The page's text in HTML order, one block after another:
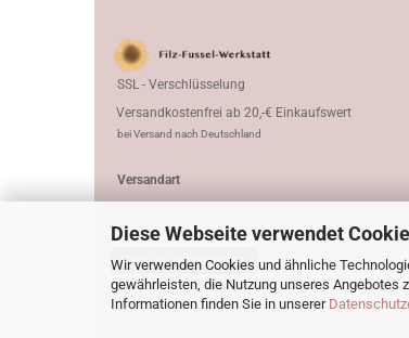
Diese Webseite verwendet
Wir verwenden Cookies und ähnliche
gewährleisten, die Nutzung unseres Angebotes
Informationen finden Sie in unserer
SSL - Verschlüsselung
Versandkostenfrei ab 20,-€ Einkaufswert
bei Versand nach Deutschland
Versandart
Vertrag widerrufen